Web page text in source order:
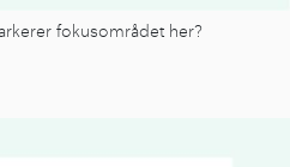
fokusområdet her?